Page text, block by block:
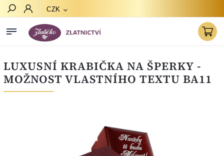
CZK
LUXUSNÍ KRABIČKA NA ŠPERKY -
MOŽNOST VLASTNÍHO TEXTU BA11